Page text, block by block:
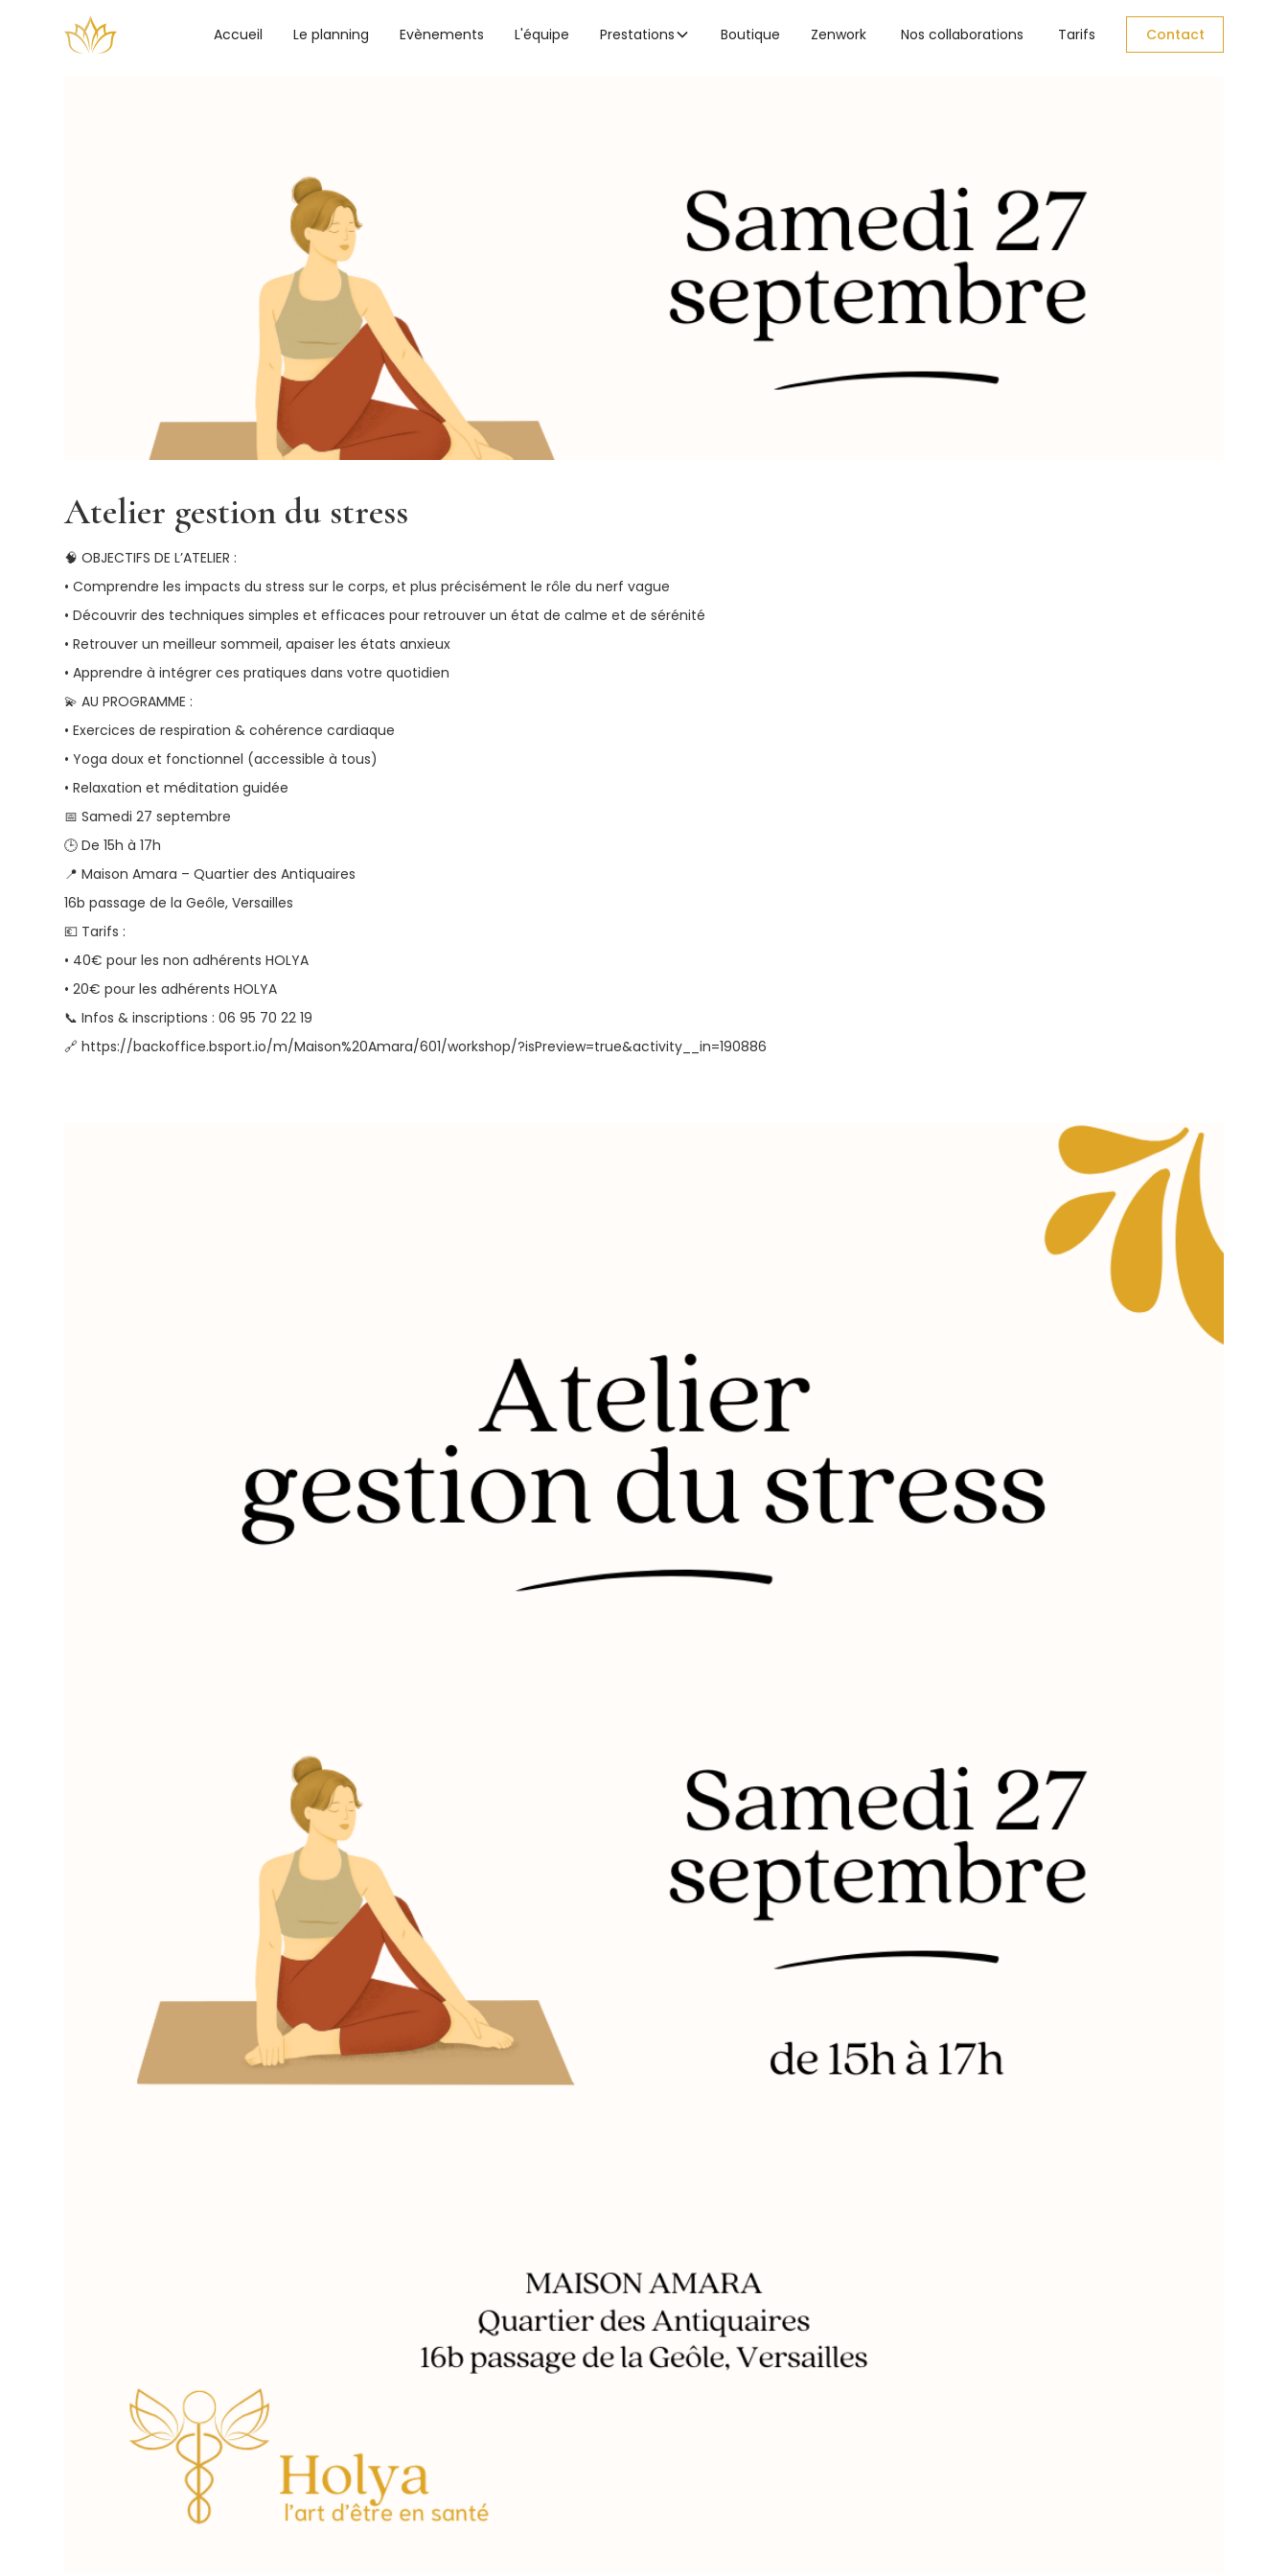
Accueil Le planning Evènements L'équipe Prestations Boutique Zenwork Nos collaborations Tarifs Contact
Atelier gestion du stress
🧠 OBJECTIFS DE L’ATELIER :
• Comprendre les impacts du stress sur le corps, et plus précisément le rôle du nerf vague
• Découvrir des techniques simples et efficaces pour retrouver un état de calme et de sérénité
• Retrouver un meilleur sommeil, apaiser les états anxieux
• Apprendre à intégrer ces pratiques dans votre quotidien
💫 AU PROGRAMME :
• Exercices de respiration & cohérence cardiaque
• Yoga doux et fonctionnel (accessible à tous)
• Relaxation et méditation guidée
📅 Samedi 27 septembre
🕒 De 15h à 17h
📍 Maison Amara – Quartier des Antiquaires
16b passage de la Geôle, Versailles
💶 Tarifs :
• 40€ pour les non adhérents HOLYA
• 20€ pour les adhérents HOLYA
📞 Infos & inscriptions : 06 95 70 22 19
🔗 https://backoffice.bsport.io/m/Maison%20Amara/601/workshop/?isPreview=true&activity__in=190886